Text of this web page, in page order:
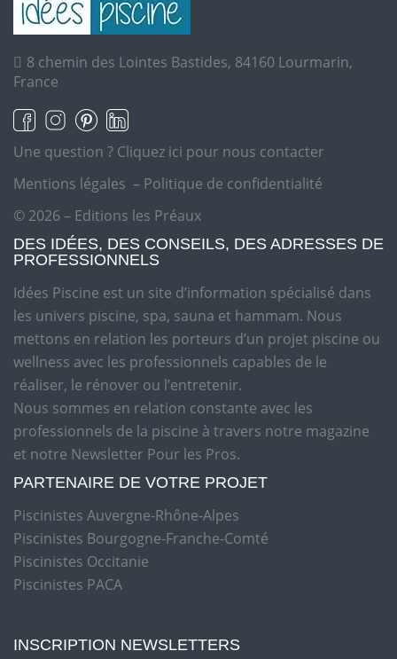
8 chemin des Lointes Bastides, 84160 Lourmarin,
France
Une question ? Cliquez ici pour nous contacter
Mentions légales – Politique de confidentialité
© 2026 – Editions les Préaux
DES IDÉES, DES CONSEILS, DES ADRESSES DE
PROFESSIONNELS
Idées Piscine est un site d’information spécialisé dans
les univers piscine, spa, sauna et hammam. Nous
mettons en relation les porteurs d’un projet piscine ou
wellness avec les professionnels capables de le
réaliser, le rénover ou l’entretenir.
Nous sommes en relation constante avec les
professionnels de la piscine à travers notre magazine
et notre Newsletter Pour les Pros.
PARTENAIRE DE VOTRE PROJET
Piscinistes Auvergne-Rhône-Alpes
Piscinistes Bourgogne-Franche-Comté
Piscinistes Occitanie
Piscinistes PACA
INSCRIPTION NEWSLETTERS